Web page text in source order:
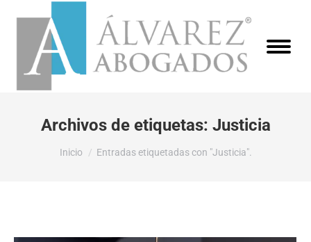
Archivos de etiquetas: Justicia
Estás aquí:
Inicio Entradas etiquetadas con "Justicia".